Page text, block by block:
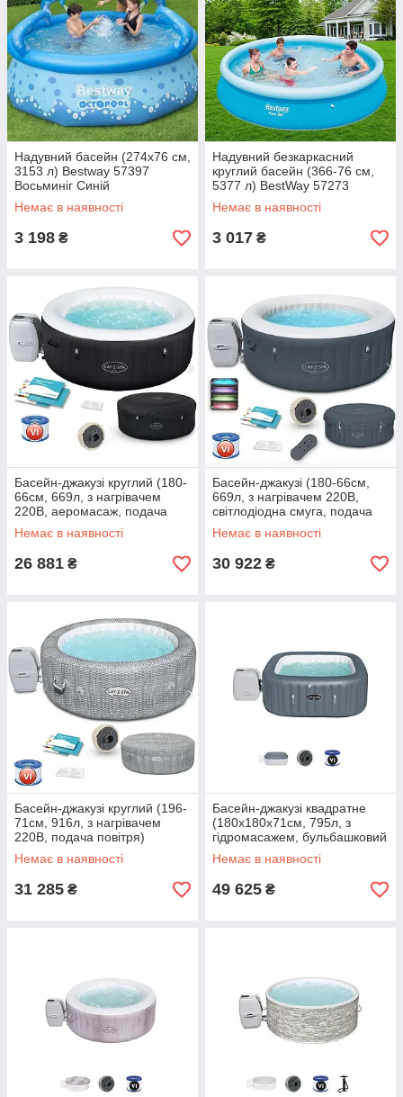
Надувний басейн (274х76 см,
3153 л) Bestway 57397
Восьминіг Синій
Немає в наявності
3 198 ₴
Надувний безкаркасний
круглий басейн (366-76 см,
5377 л) BestWay 57273
Блакитний
Немає в наявності
3 017 ₴
Басейн-джакузі круглий (180-
66см, 669л, з нагрівачем
220В, аеромасаж, подача
повітря) Bestway 60001
Чорний
Немає в наявності
26 881 ₴
Басейн-джакузі (180-66см,
669л, з нагрівачем 220В,
світлодіодна смуга, подача
повітря) Bestway 60009 Сірий
Немає в наявності
30 922 ₴
Басейн-джакузі круглий (196-
71см, 916л, з нагрівачем
220В, подача повітря)
Bestway 60019 MR Сірий
Немає в наявності
31 285 ₴
Басейн-джакузі квадратне
(180х180х71см, 795л, з
гідромасажем, бульбашковий
масаж) Bestway 60031 Сірий
Немає в наявності
49 625 ₴